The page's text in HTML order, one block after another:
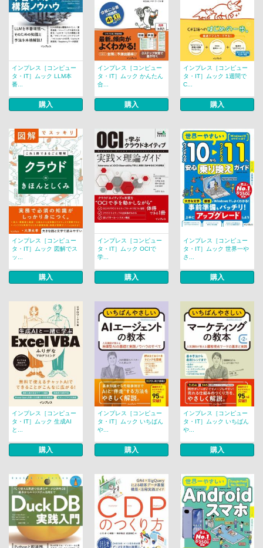
インプレス［コンピュー
タ・IT］ムック LLM本
番...
購入
インプレス［コンピュー
タ・IT］ムック かんたん
合...
購入
インプレス［コンピュー
タ・IT］ムック 1週間で
C...
購入
インプレス［コンピュー
タ・IT］ムック 図解でス
ッ...
購入
インプレス［コンピュー
タ・IT］ムック OCIで
学...
購入
インプレス［コンピュー
タ・IT］ムック 世界一や
さ...
購入
インプレス［コンピュー
タ・IT］ムック 生成AI
と...
購入
インプレス［コンピュー
タ・IT］ムック いちばん
や...
購入
インプレス［コンピュー
タ・IT］ムック いちばん
や...
購入